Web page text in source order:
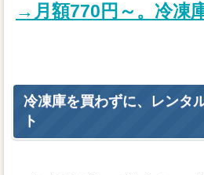
→月額770円～。冷凍
冷凍庫を買わずに、レンタ
ト